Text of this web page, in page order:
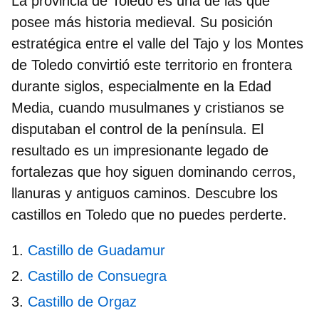
posee más historia medieval. Su posición
estratégica entre el valle del Tajo y los Montes
de Toledo convirtió este territorio en frontera
durante siglos, especialmente en la Edad
Media, cuando musulmanes y cristianos se
disputaban el control de la península. El
resultado es un impresionante legado de
fortalezas que hoy siguen dominando cerros,
llanuras y antiguos caminos. Descubre los
castillos en Toledo que no puedes perderte.
Castillo de Guadamur
Castillo de Consuegra
Castillo de Orgaz